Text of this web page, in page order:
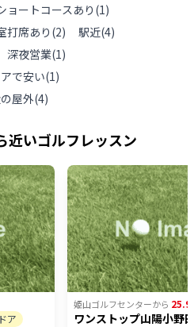
ョートコースあり(1)
打席あり (2) 駅近(4)
深夜営業(1)
で安い(1)
屋外(4)
近いゴルフレッスン
ア
姫山ゴルフセンターから
ワンストップ山陽小野